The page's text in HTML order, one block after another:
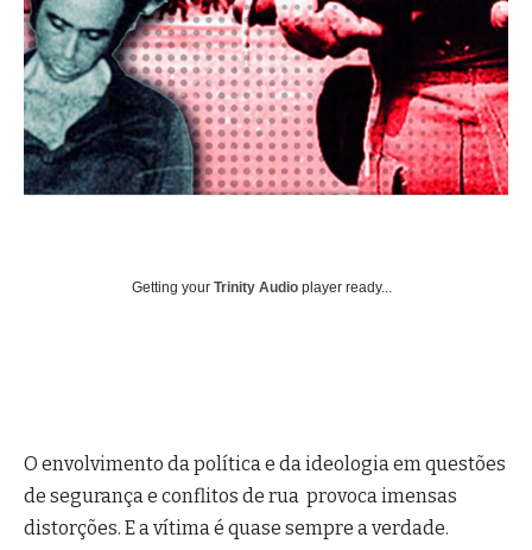
Getting your Trinity Audio player ready...
O envolvimento da política e da ideologia em questões
de segurança e conflitos de rua provoca imensas
distorções. E a vítima é quase sempre a verdade.